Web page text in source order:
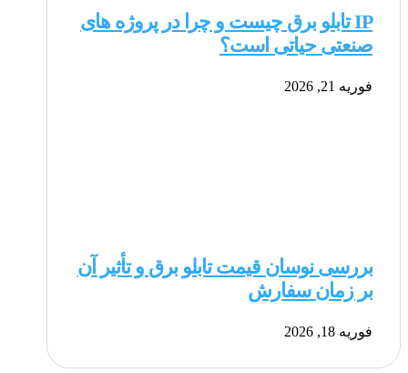
IP تابلو برق چیست و چرا در پروژه های
صنعتی حیاتی است؟
فوریه 21, 2026
بررسی نوسان قیمت تابلو برق و تأثیر آن
بر زمان سفارش
فوریه 18, 2026